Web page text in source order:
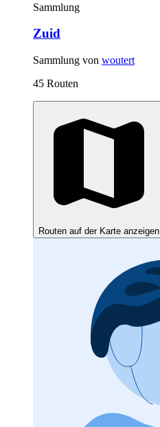
Sammlung
Zuid
Sammlung von woutert
45 Routen
Routen auf der Karte anzeigen